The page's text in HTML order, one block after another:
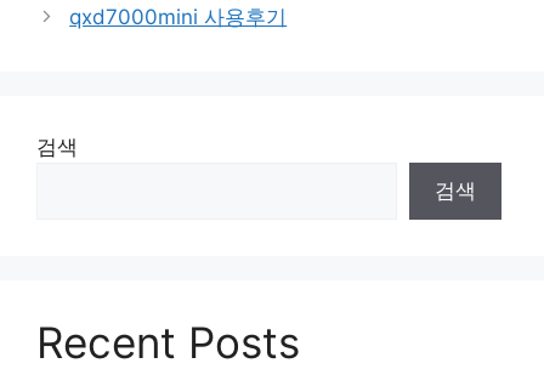
qxd7000mini 사용후기
검색
검색
Recent Posts